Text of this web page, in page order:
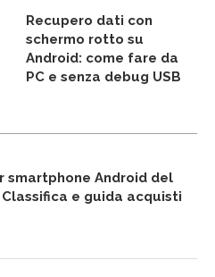
Recupero dati con
schermo rotto su
Android: come fare da
PC e senza debug USB
smartphone Android del
Classifica e guida acquisti